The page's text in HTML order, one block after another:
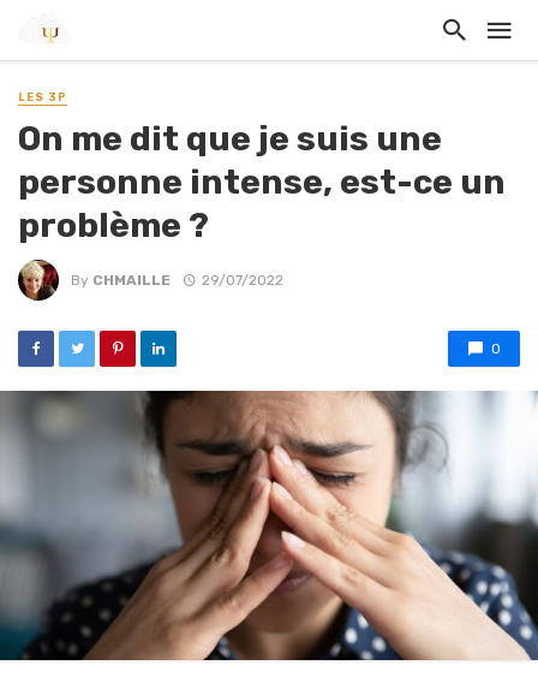
LES 3P
On me dit que je suis une
personne intense, est-ce un
problème ?
By CHMAILLE 29/07/2022
0